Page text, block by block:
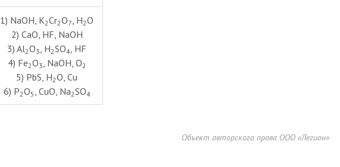
1) NaOH, K2Cr2O7 , H2O
2) CaO, HF, NaOH
3) Al2O3 , H2SO4 , HF
4) Fe2O3 , NaOH, O2
5) PbS, H2O, Cu
6) P2O5 , CuO, Na2SO4
Объект авторского права ООО «Легион»